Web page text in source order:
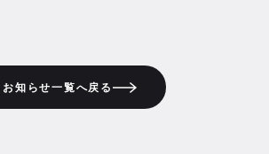
お知らせ一覧へ戻る